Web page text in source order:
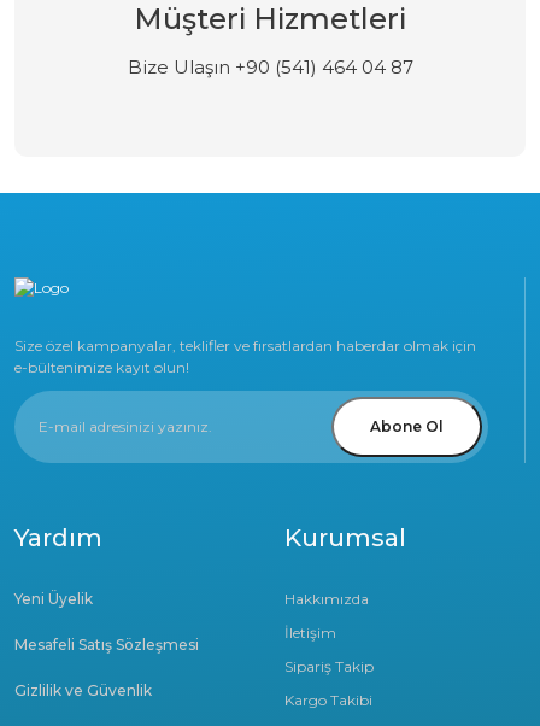
Müşteri Hizmetleri
Bize Ulaşın +90 (541) 464 04 87
Size özel kampanyalar, teklifler ve fırsatlardan haberdar olmak için
e-bültenimize kayıt olun!
Abone Ol
Kurumsal
Hakkımızda
İletişim
Sipariş Takip
Kargo Takibi
Yardım
Yeni Üyelik
Mesafeli Satış Sözleşmesi
Gizlilik ve Güvenlik